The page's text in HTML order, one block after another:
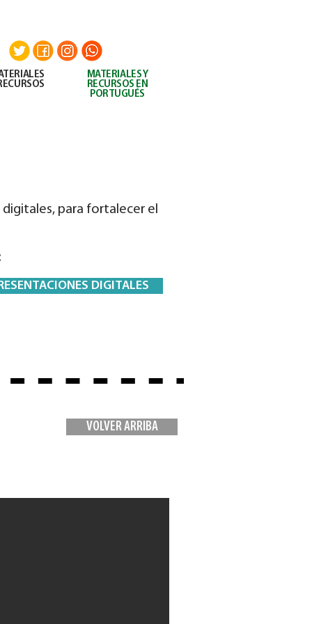
MATERIALESY
RECURSOS EN
PORTUGUÉS
para fortalecer el
DIGITALES
VOLVER ARRIBA